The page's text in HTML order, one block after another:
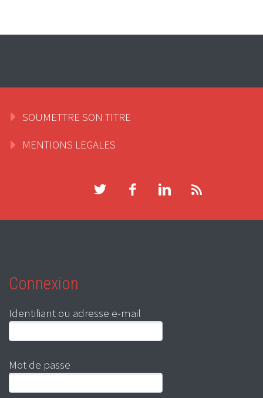
SOUMETTRE SON TITRE
MENTIONS LEGALES
Connexion
Identifiant ou adresse e-mail
Mot de passe